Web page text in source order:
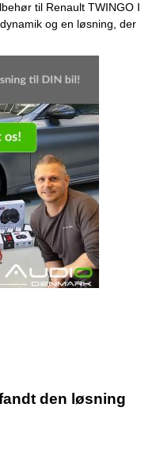
til Renault TWINGO I
og en løsning, der
den løsning